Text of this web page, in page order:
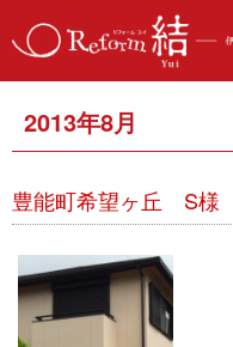
2013年8月
豊能町希望ヶ丘 S様